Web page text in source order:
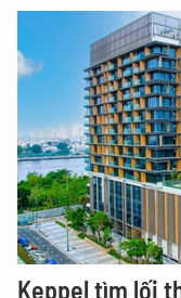
Keppel tìm lối